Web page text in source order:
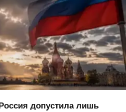
допустила лишь